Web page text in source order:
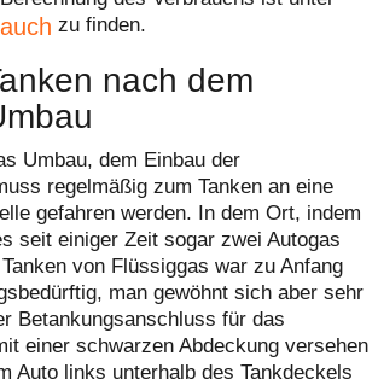
zu finden.
nach dem
Umbau, dem Einbau der
regelmäßig zum Tanken an eine
gefahren werden. In dem Ort, indem
seit einiger Zeit sogar zwei Autogas
von Flüssiggas war zu Anfang
man gewöhnt sich aber sehr
Betankungsanschluss für das
einer schwarzen Abdeckung versehen
Auto links unterhalb des Tankdeckels